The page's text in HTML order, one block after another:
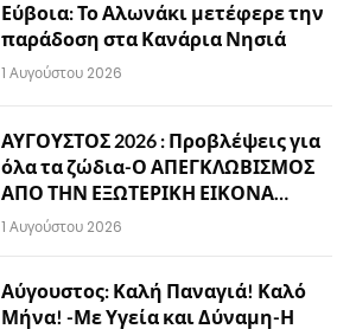
Εύβοια: Το Αλωνάκι μετέφερε την
παράδοση στα Κανάρια Νησιά
1 Αυγούστου 2026
ΑΥΓΟΥΣΤΟΣ 2026 : Προβλέψεις για
όλα τα ζώδια-Ο ΑΠΕΓΚΛΩΒΙΣΜΟΣ
ΑΠΟ ΤΗΝ ΕΞΩΤΕΡΙΚΗ ΕΙΚΟΝΑ…
1 Αυγούστου 2026
Αύγουστος: Καλή Παναγιά! Καλό
Μήνα! -Με Υγεία και Δύναμη-Η